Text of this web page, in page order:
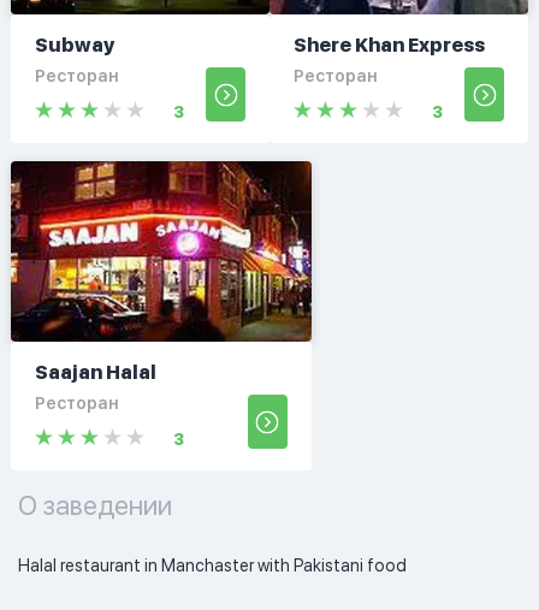
Subway
Ресторан
3
Shere Khan Express
Ресторан
3
Saajan Halal
Ресторан
3
О заведении
Halal restaurant in Manchaster with Pakistani food